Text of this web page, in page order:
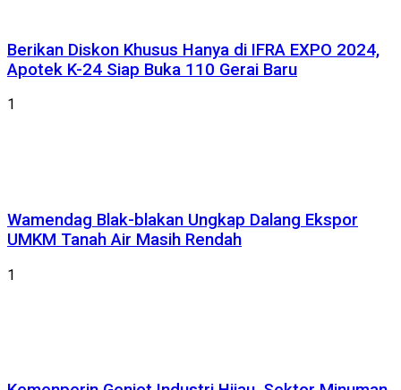
Berikan Diskon Khusus Hanya di IFRA EXPO 2024,
Apotek K-24 Siap Buka 110 Gerai Baru
1
Wamendag Blak-blakan Ungkap Dalang Ekspor
UMKM Tanah Air Masih Rendah
1